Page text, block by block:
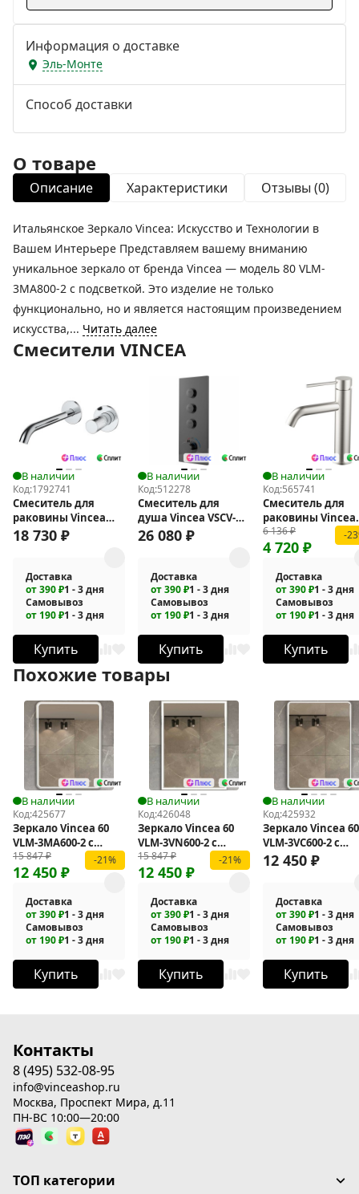
Информация о доставке
Эль-Монте
Способ доставки
О товаре
Описание Характеристики Отзывы (0)
Итальянское Зеркало Vincea: Искусство и Технологии в
Вашем Интерьере Представляем вашему вниманию
уникальное зеркало от бренда Vincea — модель 80 VLM-
3MA800-2 с подсветкой. Это изделие не только
функционально, но и является настоящим произведением
искусства,... Читать далее
Смесители VINCEA
В наличии
Код:1792741
Смеситель для
раковины Vincea
Аура (Aura) VBFW-
18 730 ₽
Доставка
от 390 ₽1 - 3 дня
Самовывоз
от 190 ₽1 - 3 дня
Купить
В наличии
Код:512278
Смеситель для
душа Vincea VSCV-
433TGM с
26 080 ₽
Доставка
от 390 ₽1 - 3 дня
Самовывоз
от 190 ₽1 - 3 дня
Купить
В наличии
Код:565741
Смеситель для
раковины Vincea
City VBF-2C1BN
6 136₽
4 720 ₽
-
Доставка
от 390 ₽1 - 3 дня
Самовывоз
от 190 ₽1 - 3 дня
Купить
Похожие товары
В наличии
Код:425677
Зеркало Vincea 60
VLM-3MA600-2 с
подсветкой
15 847₽
12 450 ₽
-21%
Доставка
от 390 ₽1 - 3 дня
Самовывоз
от 190 ₽1 - 3 дня
Купить
В наличии
Код:426048
Зеркало Vincea 60
VLM-3VN600-2 с
подсветкой
15 847₽
12 450 ₽
-21%
Доставка
от 390 ₽1 - 3 дня
Самовывоз
от 190 ₽1 - 3 дня
Купить
В наличии
Код:425932
Зеркало Vincea 60
VLM-3VC600-2 с
подсветкой
12 450 ₽
Доставка
от 390 ₽1 - 3 дня
Самовывоз
от 190 ₽1 - 3 дня
Купить
Контакты
8 (495) 532-08-95
info@vinceashop.ru
Москва, Проспект Мира, д.11
ПН-ВС 10:00—20:00
ТОП категории